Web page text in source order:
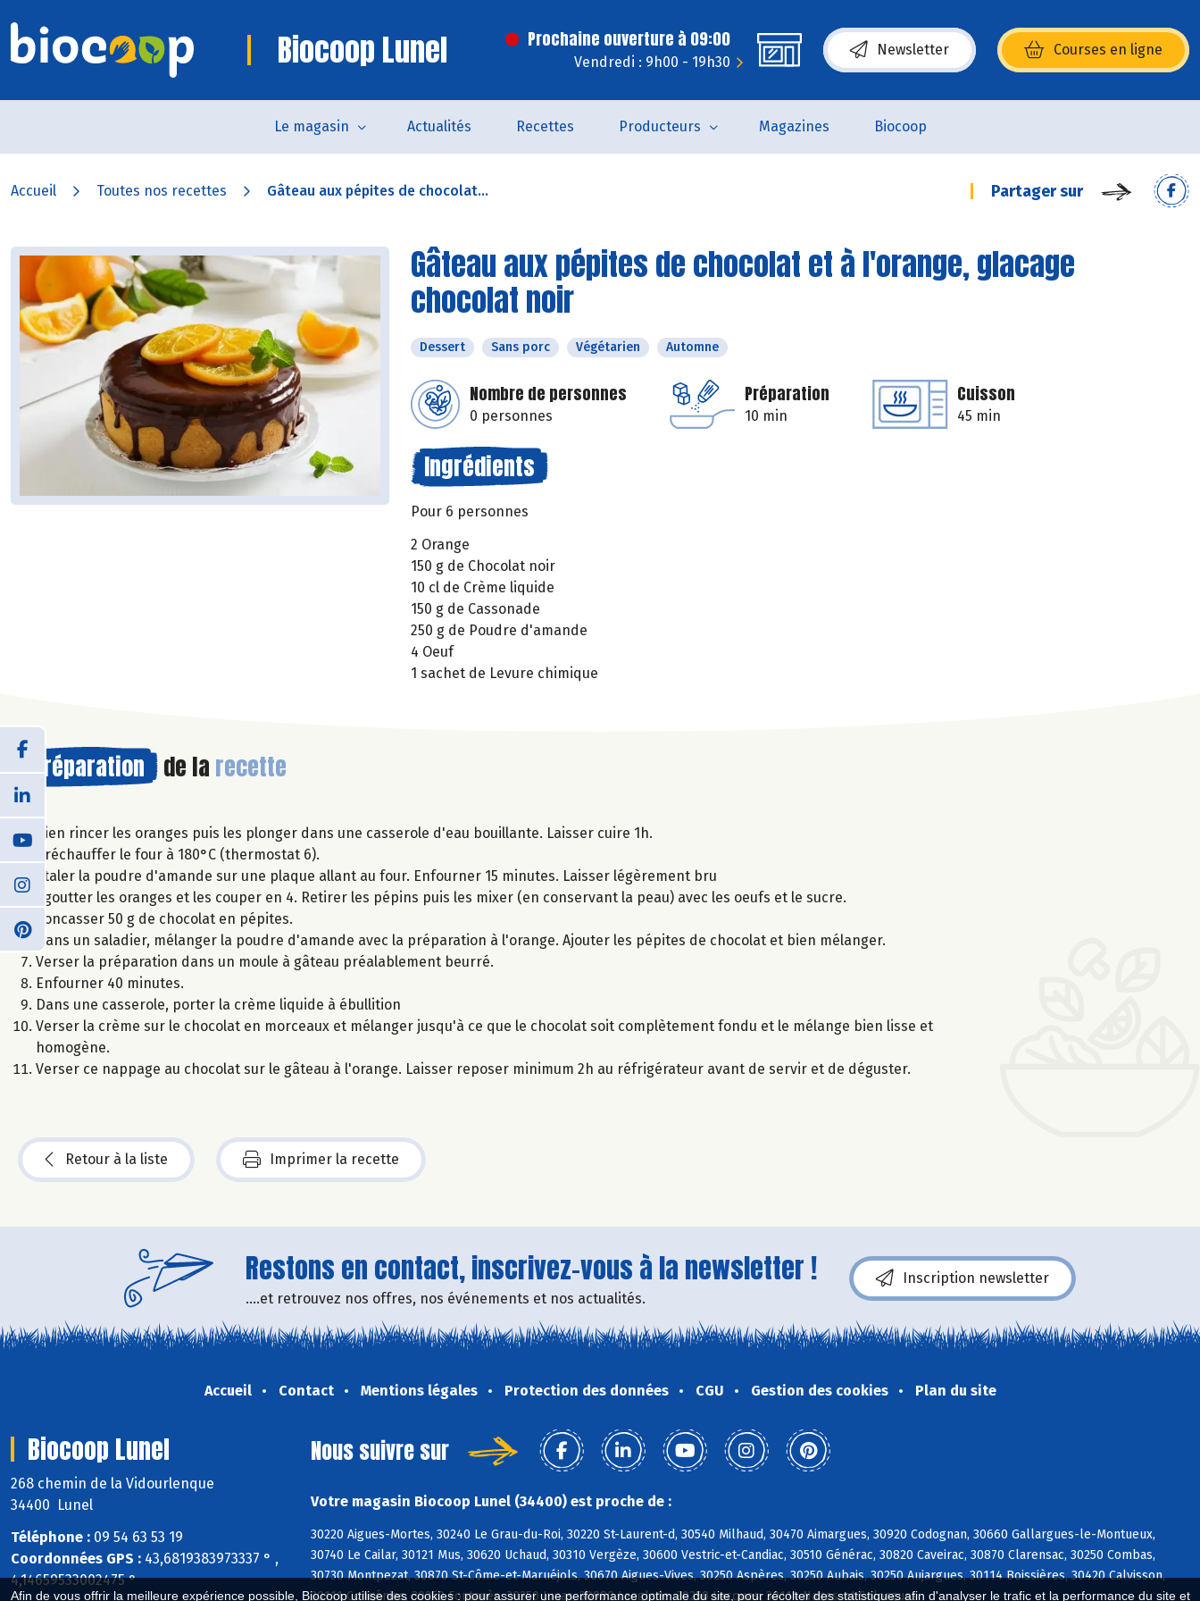
Afin de vous offrir la meilleure expérience possible, Biocoop utilise des cookies : pour assurer une performance optimale du site, pour récolter des statistiques afin d'analyser le trafic et la performance du site et
Biocoop Lunel Prochaine ouverture à 09:00
Vendredi : 9h00 - 19h30
Newsletter Courses en ligne
(s’ouvre dans une nouvelle fenêtre)
Le magasin Actualités Recettes Producteurs Magazines Biocoop
Accueil Toutes nos recettes Gâteau aux pépites de chocolat... Partager sur
Gâteau aux pépites de chocolat et à l'orange, glacage
chocolat noir
Dessert Sans porc Végétarien Automne
Nombre de personnes
0 personnes
Préparation
10 min
Cuisson
45 min
Ingrédients
Pour 6 personnes
2 Orange
150 g de Chocolat noir
10 cl de Crème liquide
150 g de Cassonade
250 g de Poudre d'amande
4 Oeuf
1 sachet de Levure chimique
Préparation de la recette
Bien rincer les oranges puis les plonger dans une casserole d'eau bouillante. Laisser cuire 1h.
Préchauffer le four à 180°C (thermostat 6).
Etaler la poudre d'amande sur une plaque allant au four. Enfourner 15 minutes. Laisser légèrement bru
Egoutter les oranges et les couper en 4. Retirer les pépins puis les mixer (en conservant la peau) avec les oeufs et le sucre.
Concasser 50 g de chocolat en pépites.
Dans un saladier, mélanger la poudre d'amande avec la préparation à l'orange. Ajouter les pépites de chocolat et bien mélanger.
Verser la préparation dans un moule à gâteau préalablement beurré.
Enfourner 40 minutes.
Dans une casserole, porter la crème liquide à ébullition
Verser la crème sur le chocolat en morceaux et mélanger jusqu'à ce que le chocolat soit complètement fondu et le mélange bien lisse et
homogène.
Verser ce nappage au chocolat sur le gâteau à l'orange. Laisser reposer minimum 2h au réfrigérateur avant de servir et de déguster.
Retour à la liste Imprimer la recette
Restons en contact, inscrivez-vous à la newsletter !
....et retrouvez nos offres, nos événements et nos actualités.
Inscription newsletter
Accueil Contact Mentions légales Protection des données CGU Gestion des cookies Plan du site
Biocoop Lunel
268 chemin de la Vidourlenque
34400 Lunel
Téléphone : 09 54 63 53 19
Coordonnées GPS : 43,6819383973337 ° ,
4,14659533002475 °
Nous suivre sur
Votre magasin Biocoop Lunel (34400) est proche de :
30220 Aigues-Mortes, 30240 Le Grau-du-Roi, 30220 St-Laurent-d, 30540 Milhaud, 30470 Aimargues, 30920 Codognan, 30660 Gallargues-le-Montueux,
30740 Le Cailar, 30121 Mus, 30620 Uchaud, 30310 Vergèze, 30600 Vestric-et-Candiac, 30510 Générac, 30820 Caveirac, 30870 Clarensac, 30250 Combas,
30730 Montpezat, 30870 St-Côme-et-Maruéjols, 30670 Aigues-Vives, 30250 Aspères, 30250 Aubais, 30250 Aujargues, 30114 Boissières, 30420 Calvisson,
30111 Congénies, 30250 Fontanès, 30250 Junas, 30980 Langlade, 30250 Lecques, 30114 Nages-et-Solorgues